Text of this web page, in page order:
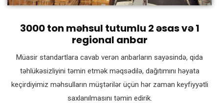
3000 ton məhsul tutumlu 2 əsas və 1
regional anbar
Müasir standartlara cavab verən anbarların sayəsində, qida
təhlükəsizliyini təmin etmək məqsədilə, dağıtımını həyata
keçirdiyimiz məhsulların müştərilər üçün hər zaman keyfiyyətli
saxlanılmasını təmin edirik.